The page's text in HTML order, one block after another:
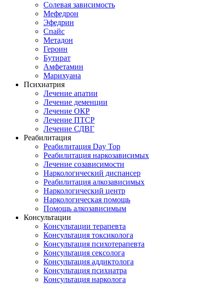
Солевая зависимость
Мефедрон
Эфедрин
Спайс
Метадон
Героин
Бутират
Амфетамин
Марихуана
Психиатрия
Лечение апатии
Лечение деменции
Лечение ОКР
Лечение ПТСР
Лечение СДВГ
Реабилитация
Реабилитация Day Top
Реабилитация наркозависимых
Лечение созависимости
Наркологический диспансер
Реабилитация алкозависимых
Наркологический центр
Наркологическая помощь
Помощь алкозависимым
Консультации
Консультации терапевта
Консультация токсиколога
Консультация психотерапевта
Консультация сексолога
Консультация аддиктолога
Консультация психиатра
Консультация нарколога